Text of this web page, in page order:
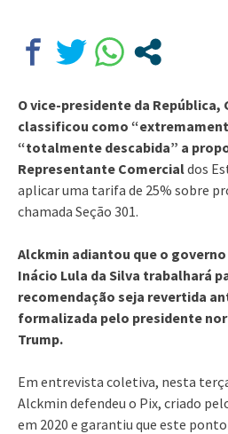
O vice-presidente da República,
classificou como
“totalmente descabida” a
Representante Comercialdos
aplicar uma tarifa de 25% sobre
chamada Seção 301.
Alckmin adiantou que o
Inácio Lula da Silva trabalhará
recomendação seja revertida
formalizada pelo presidente
Trump.
Em entrevista coletiva, nesta
Alckmin defendeu o Pix, criado
em 2020 e garantiu que este